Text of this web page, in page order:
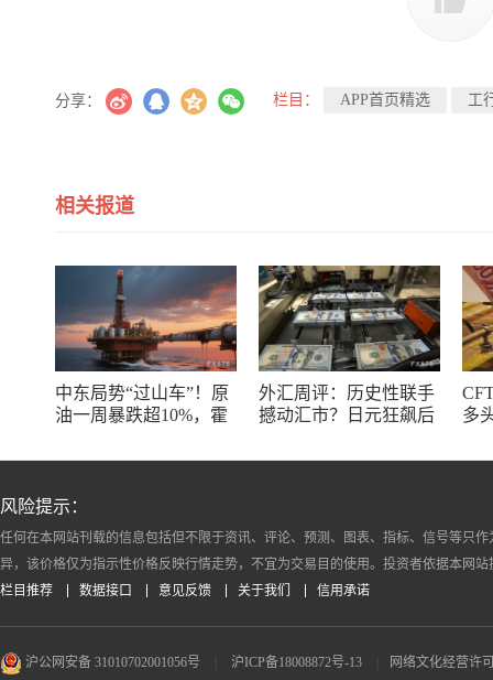
分享： 栏目： APP首页精选 工
相关报道
中东局势“过山车”！原
油一周暴跌超10%，霍
变数
外汇周评：历史性联手
撼动汇市？日元狂飙后
美元刷新七周低点
多
风险提示：
任何在本网站刊载的信息包括但不限于资讯、评论、预测、图表、指标、信号等只
异，该价格仅为指示性价格反映行情走势，不宜为交易目的使用。投资者依据本网
栏目推荐
数据接口 意见反馈 关于我们 信用承诺
沪公网安备 31010702001056号 沪ICP备18008872号-13 网络文化经营许